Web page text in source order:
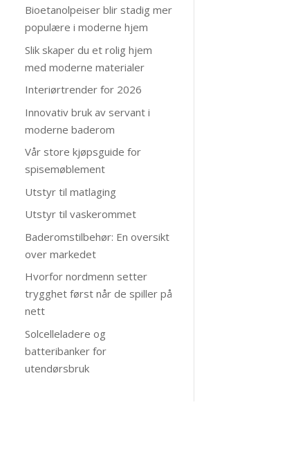
Bioetanolpeiser blir stadig mer
populære i moderne hjem
Slik skaper du et rolig hjem
med moderne materialer
Interiørtrender for 2026
Innovativ bruk av servant i
moderne baderom
Vår store kjøpsguide for
spisemøblement
Utstyr til matlaging
Utstyr til vaskerommet
Baderomstilbehør: En oversikt
over markedet
Hvorfor nordmenn setter
trygghet først når de spiller på
nett
Solcelleladere og
batteribanker for
utendørsbruk